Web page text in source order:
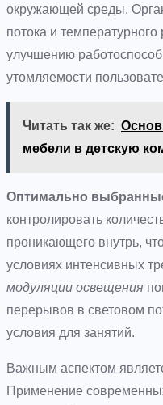
окружающей среды.
потока и
улучшению
утомляемости
Читать так же:
мебели в детскую
Оптимально
контролировать
проникающего внутрь,
условиях интенсивных
модуляции освещения
перерывов в световом
условия для занятий.
Важным аспектом
Применение